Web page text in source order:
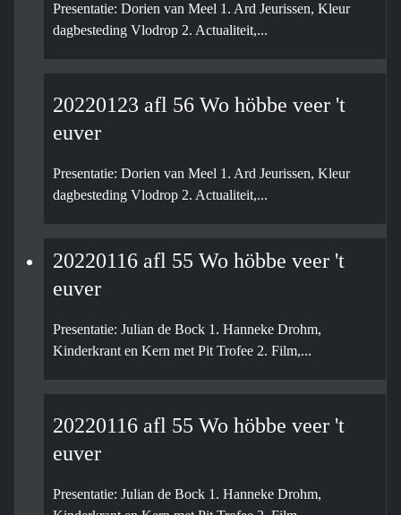
Presentatie: Dorien van Meel 1. Ard Jeurissen, Kleur
dagbesteding Vlodrop 2. Actualiteit,...
20220123 afl 56 Wo höbbe veer 't
euver
Presentatie: Dorien van Meel 1. Ard Jeurissen, Kleur
dagbesteding Vlodrop 2. Actualiteit,...
20220116 afl 55 Wo höbbe veer 't
euver
Presentatie: Julian de Bock 1. Hanneke Drohm,
Kinderkrant en Kern met Pit Trofee 2. Film,...
20220116 afl 55 Wo höbbe veer 't
euver
Presentatie: Julian de Bock 1. Hanneke Drohm,